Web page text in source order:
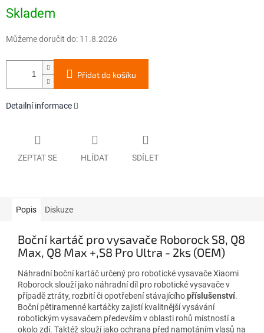
cena:
Skladem
Můžeme doručit do: 11.8.2026
Přidat do košíku
Detailní informace
ZEPTAT SE HLÍDAT SDÍLET
Popis Diskuze
Boční kartáč pro vysavače Roborock S8, Q8
Max, Q8 Max +,S8 Pro Ultra - 2ks (OEM)
Náhradní boční kartáč určený pro robotické vysavače Xiaomi
Roborock slouží jako náhradní díl pro robotické vysavače v
případě ztráty, rozbití či opotřebení stávajícíhopříslušenství.
Boční pětiramenné kartáčky zajistí kvalitnější vysávání
robotickým vysavačem především v oblasti rohů místností a
okolo zdí. Taktéž slouží jako ochrana před namotáním vlasů na